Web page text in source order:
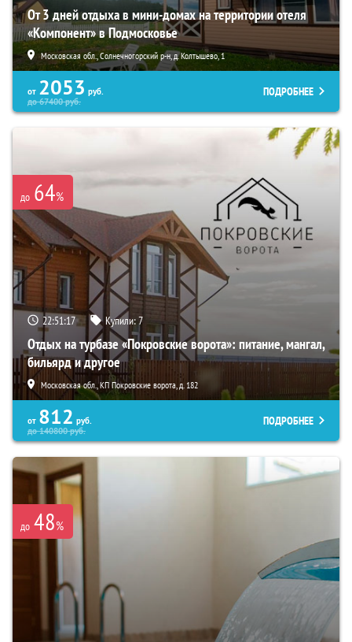
От 3 дней отдыха в мини-домах на территории отеля
«Компонент» в Подмосковье
Московская обл., Солнечногорский р-н, д. Колтышево, 1
от 2053 руб.
до67400руб.
ПОДРОБНЕЕ
до 64%
22:51:16 Купили:7
Отдых на турбазе «Покровские ворота»: питание, мангал,
бильярд и другое
Московская обл., КП Покровские ворота, д. 182
от 812 руб.
до140800руб.
ПОДРОБНЕЕ
до 48%